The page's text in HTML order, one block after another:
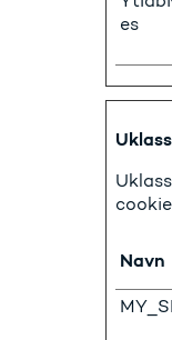
es
Navn